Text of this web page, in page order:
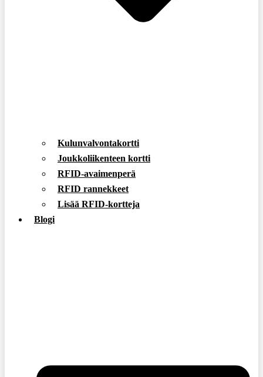
Kulunvalvontakortti
Joukkoliikenteen kortti
RFID-avaimenperä
RFID rannekkeet
Lisää RFID-kortteja
Blogi